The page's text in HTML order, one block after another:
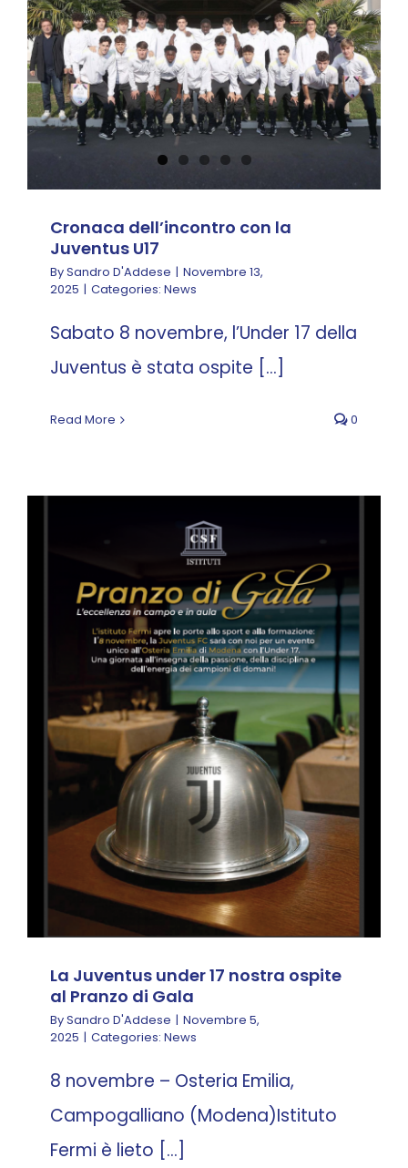
LAVORA CON NOI
CONTATTI
con la Juventus U17
News
Cronaca dell’incontro con la
Juventus U17
BySandro D'Addese | Novembre 13,
2025 | Categories: News
Sabato 8 novembre, l’Under 17 della
Juventus è stata ospite [...]
Read More 0
La Juventus under 17
nostra ospite al Pranzo
di Gala
News
La Juventus under 17 nostra ospite
al Pranzo di Gala
BySandro D'Addese | Novembre 5,
2025 | Categories: News
8 novembre – Osteria Emilia,
Campogalliano (Modena)Istituto
Fermi è lieto [...]